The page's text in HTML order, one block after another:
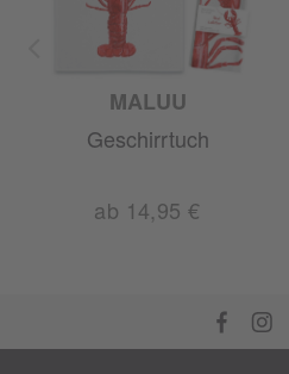
MALUU
Geschirrtuch
ab 14,95 €